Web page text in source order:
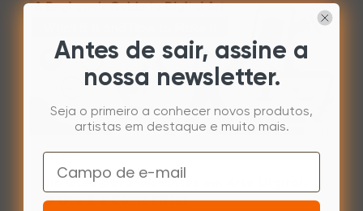
Dicas
Um Guia para Iniciantes em Arte Digital:
O Que É e Como Fazer
Antes de sair, assine a
nossa newsletter.
Seja o primeiro a conhecer novos produtos,
artistas em destaque e muito mais.
Email